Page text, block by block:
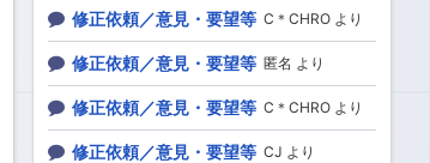
修正依頼／意見・要望等 C＊CHRO より
修正依頼／意見・要望等 匿名 より
修正依頼／意見・要望等 C＊CHRO より
修正依頼／意見・要望等 CJ より